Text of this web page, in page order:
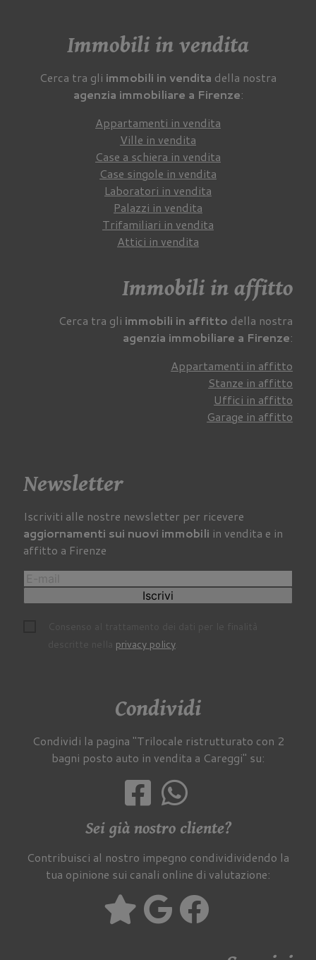
Immobili in vendita
Cerca tra gli immobili in vendita della nostra
agenzia immobiliare a Firenze:
Appartamenti in vendita
Ville in vendita
Case a schiera in vendita
Case singole in vendita
Laboratori in vendita
Palazzi in vendita
Trifamiliari in vendita
Attici in vendita
Immobili in affitto
Cerca tra gli immobili in affitto della nostra
agenzia immobiliare a Firenze:
Appartamenti in affitto
Stanze in affitto
Uffici in affitto
Garage in affitto
Newsletter
Iscriviti alle nostre newsletter per ricevere
aggiornamenti sui nuovi immobili in vendita e in
affitto a Firenze
Iscrivi
privacy policy.
Condividi
Condividi la pagina "Trilocale ristrutturato con 2
bagni posto auto in vendita a Careggi" su:
Sei già nostro cliente?
Contribuisci al nostro impegno condividividendo la
tua opinione sui canali online di valutazione: